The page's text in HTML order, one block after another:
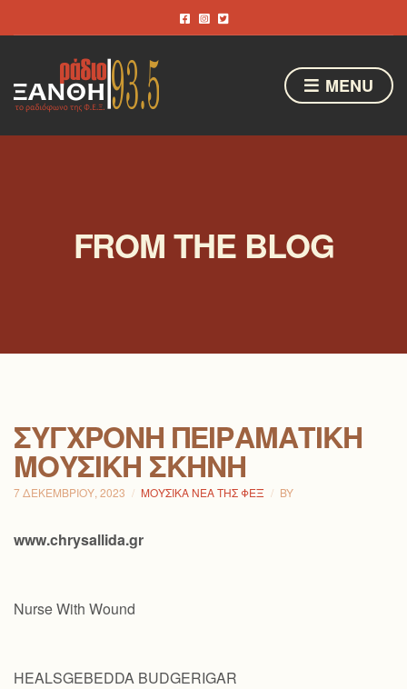
MENU
FROM THE BLOG
ΣΎΓΧΡΟΝΗ ΠΕΙΡΑΜΑΤΙΚΉ
ΜΟΥΣΙΚΉ ΣΚΗΝΉ
7 ΔΕΚΕΜΒΡΊΟΥ, 2023 ΜΟΥΣΙΚΆ ΝΈΑ ΤΗΣ ΦΕΞ BY
www.chrysallida.gr
Nurse With Wound
HEALSGEBEDDA BUDGERIGAR